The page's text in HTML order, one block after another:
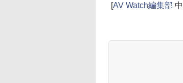
[AV Watch編集部